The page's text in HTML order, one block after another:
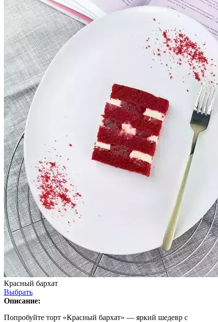
Красный бархат
Выбрать
Описание:
Попробуйте торт «Красный бархат» — яркий шедевр с